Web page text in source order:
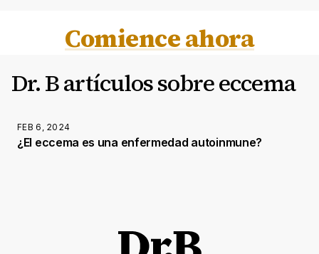
Comience ahora
Dr. B artículos sobre eccema
FEB 6, 2024
¿El eccema es una enfermedad autoinmune?